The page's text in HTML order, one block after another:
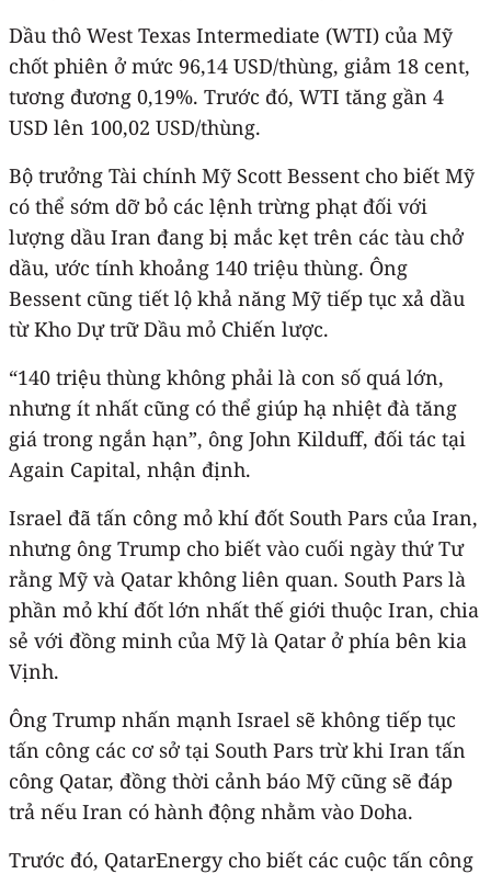
Dầu thô West Texas Intermediate (WTI) của Mỹ
chốt phiên ở mức 96,14 USD/thùng, giảm 18 cent,
tương đương 0,19%. Trước đó, WTI tăng gần 4
USD lên 100,02 USD/thùng.
Bộ trưởng Tài chính Mỹ Scott Bessent cho biết Mỹ
có thể sớm dỡ bỏ các lệnh trừng phạt đối với
lượng dầu Iran đang bị mắc kẹt trên các tàu chở
dầu, ước tính khoảng 140 triệu thùng. Ông
Bessent cũng tiết lộ khả năng Mỹ tiếp tục xả dầu
từ Kho Dự trữ Dầu mỏ Chiến lược.
“140 triệu thùng không phải là con số quá lớn,
nhưng ít nhất cũng có thể giúp hạ nhiệt đà tăng
giá trong ngắn hạn”, ông John Kilduff, đối tác tại
Again Capital, nhận định.
Israel đã tấn công mỏ khí đốt South Pars của Iran,
nhưng ông Trump cho biết vào cuối ngày thứ Tư
rằng Mỹ và Qatar không liên quan. South Pars là
phần mỏ khí đốt lớn nhất thế giới thuộc Iran, chia
sẻ với đồng minh của Mỹ là Qatar ở phía bên kia
Vịnh.
Ông Trump nhấn mạnh Israel sẽ không tiếp tục
tấn công các cơ sở tại South Pars trừ khi Iran tấn
công Qatar, đồng thời cảnh báo Mỹ cũng sẽ đáp
trả nếu Iran có hành động nhằm vào Doha.
Trước đó, QatarEnergy cho biết các cuộc tấn công